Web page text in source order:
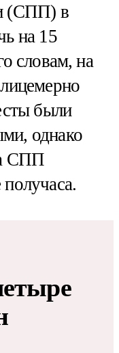
(СПП) в
на 15
словам, на
были
однако
СПП